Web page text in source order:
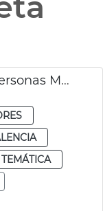
Concurso Tarjeta Navidad Personas Mayores València